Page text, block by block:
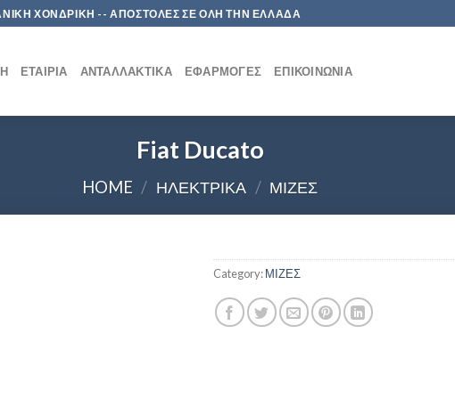
ΧΟΝΔΡΙΚΗ -- ΑΠΟΣΤΟΛΕΣ ΣΕ ΟΛΗ ΤΗΝ ΕΛΛΑΔΑ
ΕΤΑΙΡΊΑ ΑΝΤΑΛΛΑΚΤΙΚΆ ΕΦΑΡΜΟΓΈΣ ΕΠΙΚΟΙΝΩΝΊΑ
Fiat Ducato
HOME / ΗΛΕΚΤΡΙΚΑ / ΜΙΖΕΣ
Category:ΜΙΖΕΣ